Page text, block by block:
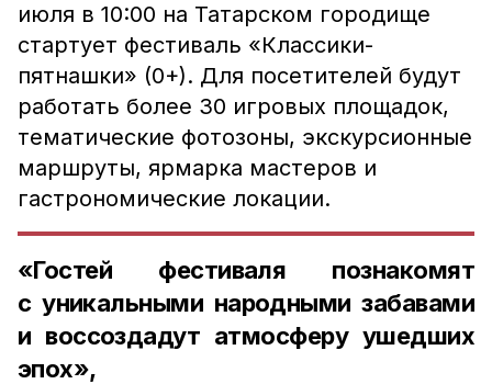
июля в 10:00 на Татарском городище
стартует фестиваль «Классики-
пятнашки» (0+). Для посетителей будут
работать более 30 игровых площадок,
тематические фотозоны, экскурсионные
маршруты, ярмарка мастеров и
гастрономические локации.
«Гостей фестиваля познакомят
с уникальными народными забавами
и воссоздадут атмосферу ушедших
эпох»,